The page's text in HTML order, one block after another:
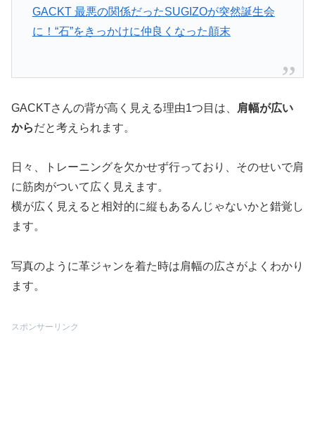
GACKT 最悪の関係だったSUGIZOが突然誕生会
に！“石”をきっかけに仲良くなった顛末
GACKTさんの背が高く見える理由1つ目は、
肩幅が広い
からだと考えられます。
日々、トレーニングを欠かせず行っており、そのせいで肩
に筋肉がついて広く見えます。
横が広く見えると相対的に縦もあるんじゃないかと錯覚し
ます。
写真のように革ジャンを着た時は肩幅の広さがよくわかり
ます。
スポンサーリンク